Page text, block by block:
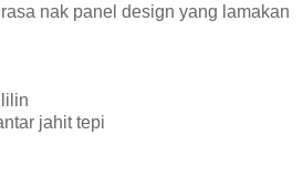
nak panel design yang lamakan
jahit tepi